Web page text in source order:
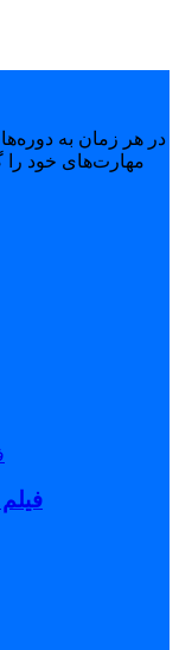
در هر زمان به
مهارت‌های خود را